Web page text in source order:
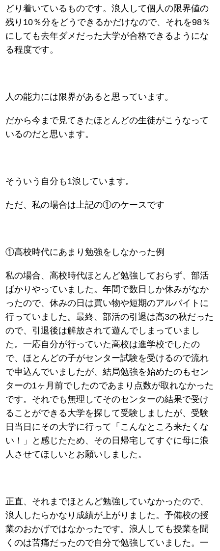
どり着いているものです。浪人して個人の限界値の
残り10％分をどうできるかだけなので、それを98％
にしても去年ダメだった大学が合格できるようにな
る程度です。
人の能力には限界があると思っています。
だから今まで見てきたほとんどの生徒がこうなって
いるのだと思います。
そういう自分も1浪しています。
ただ、私の場合は上記の①のケースです
①高校時代にあまり勉強をしなかった例
私の場合、高校時代ほとんど勉強しておらず、部活
ばかりやっていました。年間で数日しか休みがなか
ったので、休みの日は買い物や短期のアルバイトに
行っていました。最終、部活の引退は高3の秋だった
ので、引退後は解放されて遊んでしまっていまし
た。一応自分が行っていた高校は進学校でしたの
で、ほとんどの子がセンター試験を受けるので流れ
で申込んでいましたが、結局勉強を始めたのもセン
ターの1ヶ月前でしたのであまり点数が取れなかった
です。それでも無理してそのセンターの結果で受け
ることができる大学を探して受験しましたが、受験
日当日にその大学に行って「こんなところ来たくな
い！」と感じたため、その日帰宅してすぐに母に浪
人させてほしいとお願いしました。
正直、それまでほとんど勉強していなかったので、
浪人したらかなり成績が上がりました。予備校の授
業のおかげではなかったです。浪人しても授業を聞
くのは苦痛だったので自分で勉強していました。一